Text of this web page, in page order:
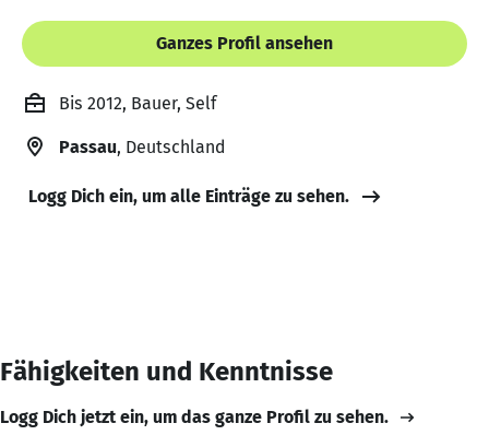
Ganzes Profil ansehen
Bis 2012, Bauer, Self
Passau, Deutschland
Logg Dich ein, um alle Einträge zu sehen.
Fähigkeiten und Kenntnisse
Logg Dich jetzt ein, um das ganze Profil zu sehen.